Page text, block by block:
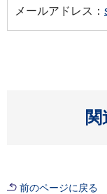
メールアドレス：
前のページに戻る